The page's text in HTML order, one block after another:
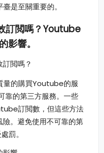
是至關重要的。
訂閲嗎？ Youtube
影響。
訂閲嗎？
量的購買Youtube的服
靠的第三方服務。一些
訂閲數，但這些方法
。避免使用不可靠的第
罰。